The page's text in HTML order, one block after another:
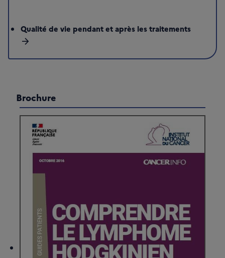
Qualité de vie pendant et après les traitements
arrow_forward
Brochure